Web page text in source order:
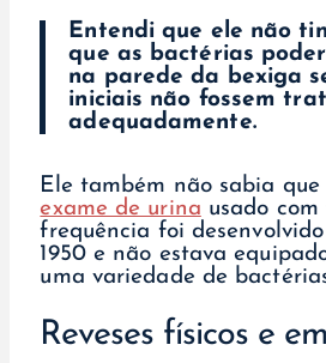
Entendi que ele não
que as bactérias
na parede da bexiga
iniciais não fossem
adequadamente.
Ele também não sabia que
exame de urina usado
frequência foi
1950 e não estava
uma variedade de
Reveses físicos e